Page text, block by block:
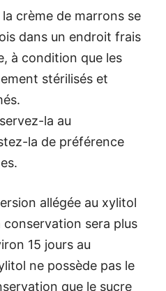
crème de marrons se
dans un endroit frais
à condition que les
stérilisés et
la au
la de préférence
allégée au xylitol
conservation sera plus
15 jours au
ne possède pas le
que le sucre